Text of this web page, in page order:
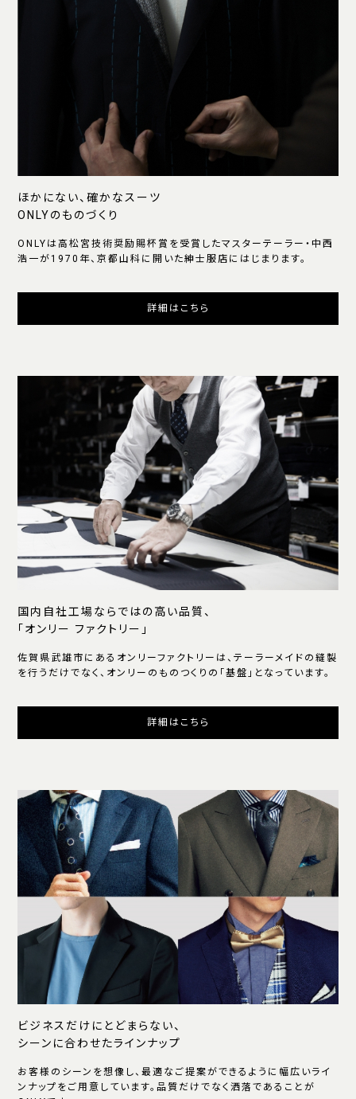
ほかにない、確かなスーツ
ONLYのものづくり
ONLYは高松宮技術奨励賜杯賞を受賞したマスターテーラー・中西
浩一が1970年、京都山科に開いた紳士服店にはじまります。
詳細はこちら
国内自社工場ならではの高い品質、
「オンリー ファクトリー」
佐賀県武雄市にあるオンリーファクトリーは、テーラーメイドの縫製
を行うだけでなく、オンリーのものつくりの「基盤」となっています。
詳細はこちら
ビジネスだけにとどまらない、
シーンに合わせたラインナップ
お客様のシーンを想像し、最適なご提案ができるように幅広いライ
ンナップをご用意しています。品質だけでなく洒落であることが